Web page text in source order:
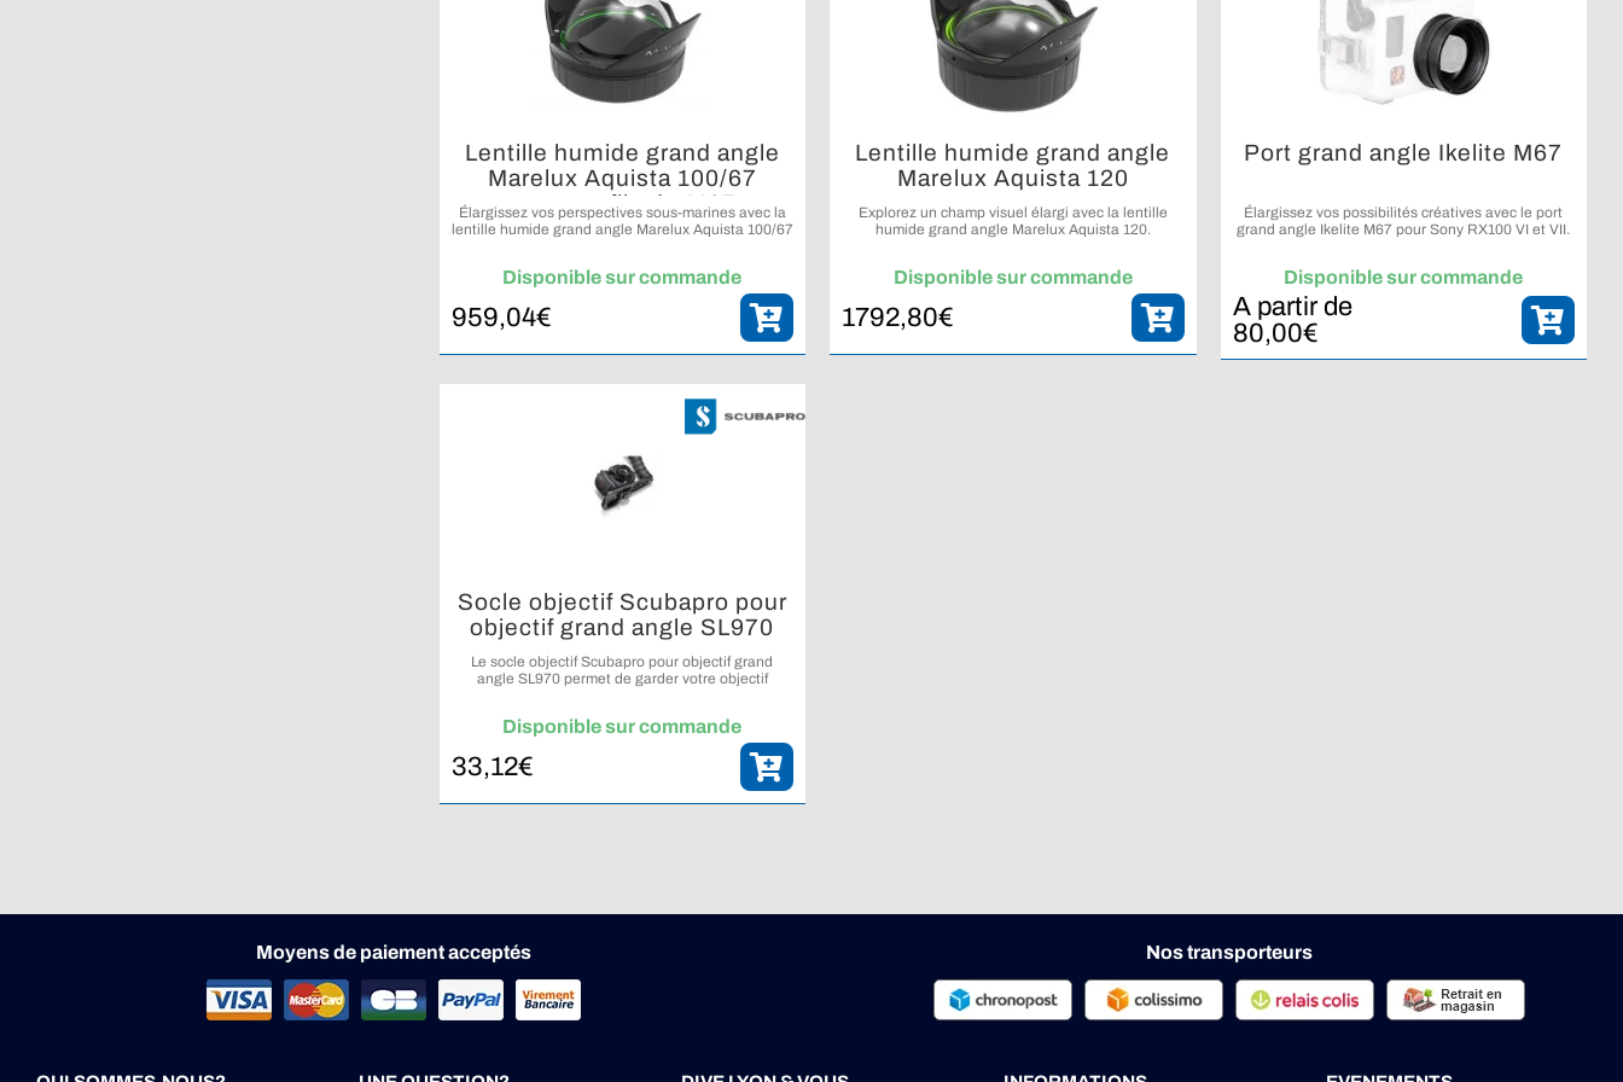
Lentille humide grand angle
Marelux Aquista 100/67
monture filetée M67
Élargissez vos perspectives sous-marines avec la
lentille humide grand angle Marelux Aquista 100/67
Disponible sur commande
959,04€
Lentille humide grand angle
Marelux Aquista 120
Explorez un champ visuel élargi avec la lentille
humide grand angle Marelux Aquista 120.
Disponible sur commande
1792,80€
Port grand angle Ikelite M67
Élargissez vos possibilités créatives avec le port
grand angle Ikelite M67 pour Sony RX100 VI et VII.
Disponible sur commande
A partir de
80,00€
Socle objectif Scubapro pour
objectif grand angle SL970
Le socle objectif Scubapro pour objectif grand
angle SL970 permet de garder votre objectif
Disponible sur commande
33,12€
Moyens de paiement acceptés Nos transporteurs